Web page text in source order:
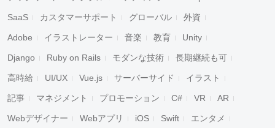
SaaS カスタマーサポート グローバル 外資
Adobe イラストレーター 音楽 教育 Unity
Django Ruby on Rails モダンな技術 長期継続も可
高時給 UI/UX Vue.js サーバーサイド イラスト
記事 マネジメント プロモーション C# VR AR
Webデザイナー Webアプリ iOS Swift エンタメ